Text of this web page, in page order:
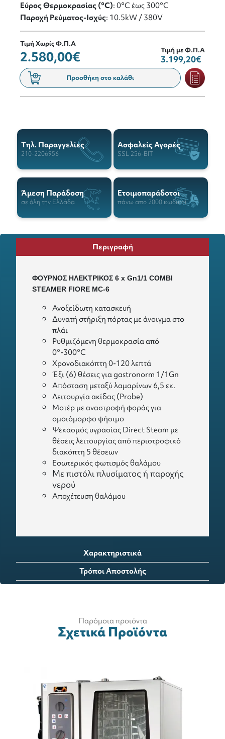
Εύρος Θερμοκρασίας (°C): 0°C έως 300°C
Παροχή Ρεύματος-Ισχύς: 10.5kW / 380V
Τιμή Χωρίς Φ.Π.Α
2.580,00€ Τιμή με Φ.Π.Α
3.199,20€
Προσθήκη στο καλάθι
Tηλ. Παραγγελίες
210-2206956
Ασφαλείς Αγορές
SSL 256-BIT
Άμεση Παράδοση
σε όλη την Ελλάδα
Ετοιμοπαράδοτοι
πάνω απο 2000 κωδικοί
Περιγραφή
ΦΟΥΡΝΟΣ ΗΛΕΚΤΡΙΚΟΣ 6 x Gn1/1 COMBI
STEAMER FIORE MC-6
Ανοξείδωτη κατασκευή
Δυνατή στήριξη πόρτας με άνοιγμα στο
πλάι
Ρυθμιζόμενη θερμοκρασία από
0°-300°C
Χρονοδιακόπτη 0-120 λεπτά
Έξι (6) θέσεις για gastronorm 1/1Gn
Απόσταση μεταξύ λαμαρίνων 6,5 εκ.
Λειτουργία ακίδας (Probe)
Mοτέρ με αναστροφή φοράς για
ομοιόμορφο ψήσιμο
Ψεκασμός υγρασίας Direct Steam με
θέσεις λειτουργίας από περιστροφικό
διακόπτη 5 θέσεων
Εσωτερικός φωτισμός θαλάμου
Με πιστόλι πλυσίματος ή παροχής
νερού
Αποχέτευση θαλάμου
Χαρακτηριστικά
Τρόποι Αποστολής
Παρόμοια προιόντα
Σχετικά Προϊόντα